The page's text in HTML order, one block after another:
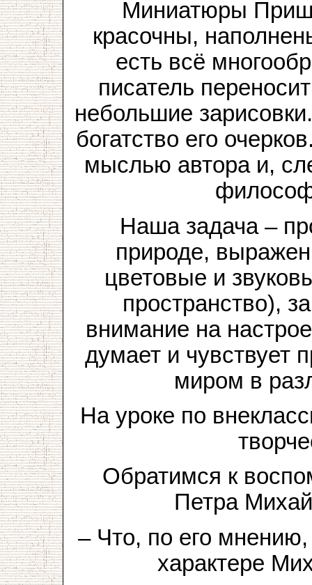
Миниатюры
красочны,
есть всё
писатель
небольшие
богатство его
мыслью автора и,
Наша задача –
природе,
цветовые и
пространство),
внимание на
думает и
миром в
На уроке по
Обратимся к
Петра
– Что, по его
характере